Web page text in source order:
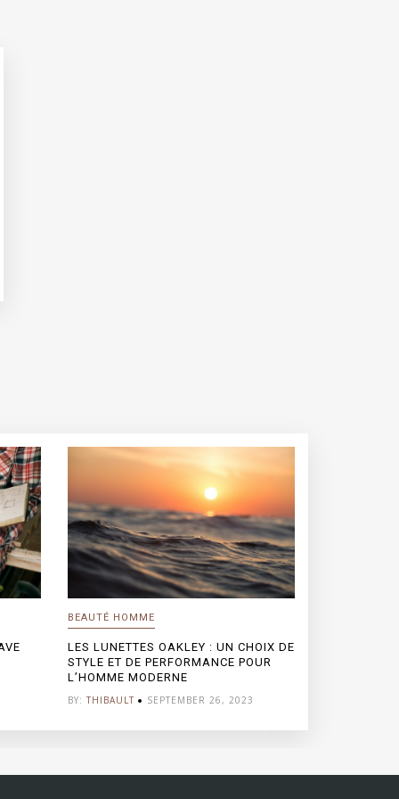
BEAUTÉ HOMME
LES LUNETTES OAKLEY : UN CHOIX DE
STYLE ET DE PERFORMANCE POUR
L’HOMME MODERNE
BY: THIBAULT SEPTEMBER 26, 2023